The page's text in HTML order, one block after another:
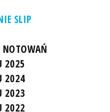
SLIP
2025
2024
2023
2022